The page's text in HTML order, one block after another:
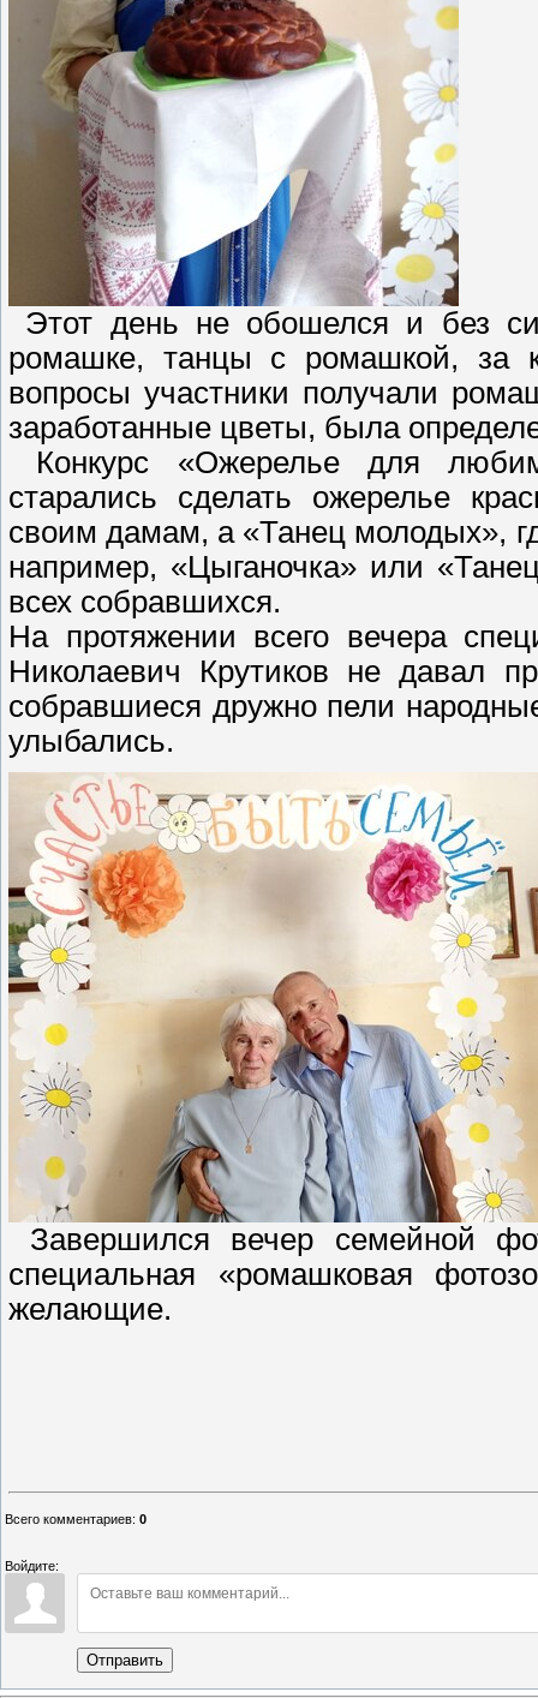
Этот день не обошелся и без
ромашке, танцы с ромашкой, за
вопросы участники получали
заработанные цветы, была
Конкурс «Ожерелье для
старались сделать ожерелье
своим дамам, а «Танец молодых»,
например, «Цыганочка» или
всех собравшихся.
На протяжении всего вечера
Николаевич Крутиков не давал
собравшиеся дружно пели
улыбались.
Завершился вечер семейной
специальная «ромашковая
желающие.
Всего комментариев: 0
Войдите:
Отправить